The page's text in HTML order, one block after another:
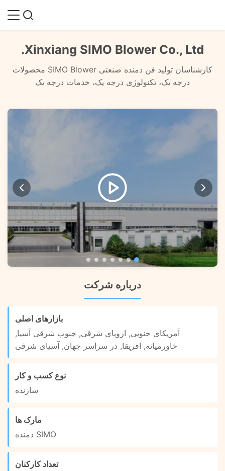
Xinxiang SIMO Blower Co., Ltd.
کارشناسان تولید فن دمنده صنعتی SIMO Blower محصولات
درجه یک، تکنولوژی درجه یک، خدمات درجه یک
درباره شرکت
بازارهای اصلی
آمریکای جنوبی, اروپای شرقی, جنوب شرقی آسیا,
خاورمیانه, افریقا, در سراسر جهان, آسیای شرقی
نوع کسب و کار
سازنده
مارک ها
SIMO دمنده
تعداد کارکنان